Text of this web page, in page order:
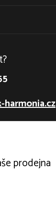
harmonia.cz
prodejna